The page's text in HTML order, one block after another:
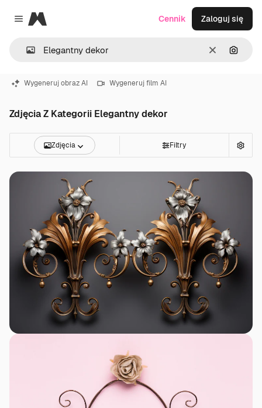
Close menu
Magnific
WyczyśćSzukaj
Cennik Zaloguj się
Wygeneruj obraz AI Wygeneruj film AI
Zdjęcia Z Kategorii Elegantny dekor
Zdjęcia Filtry